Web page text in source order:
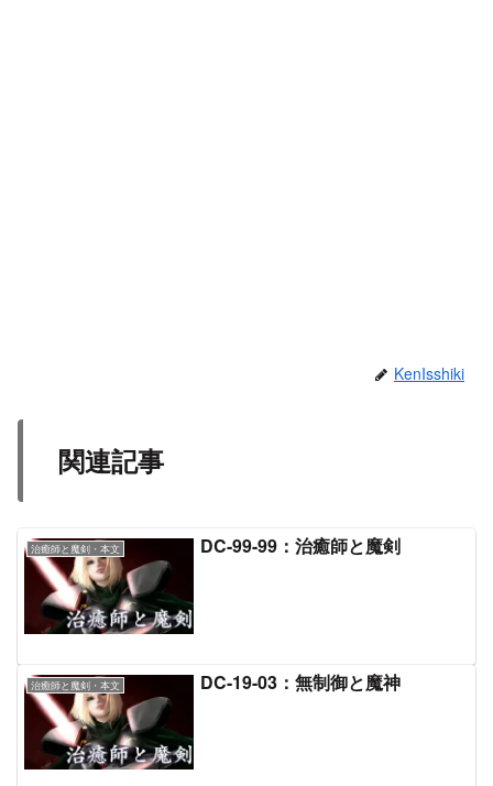
KenIsshiki
関連記事
治癒師と魔剣・本文 DC-99-99：治癒師と魔剣
治癒師と魔剣・本文 DC-19-03：無制御と魔神